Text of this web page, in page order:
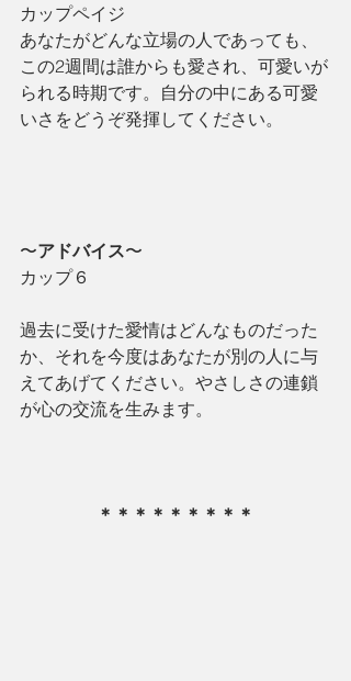
カップペイジ
あなたがどんな立場の人であっても、
この2週間は誰からも愛され、可愛いが
られる時期です。自分の中にある可愛
いさをどうぞ発揮してください。
〜アドバイス〜
カップ６
過去に受けた愛情はどんなものだった
か、それを今度はあなたが別の人に与
えてあげてください。やさしさの連鎖
が心の交流を生みます。
＊＊＊＊＊＊＊＊＊